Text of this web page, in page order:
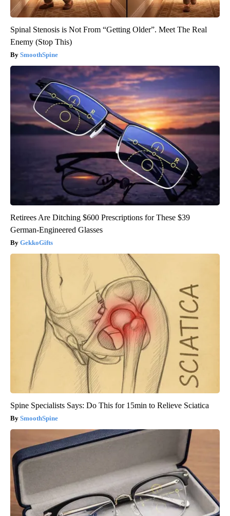
Spinal Stenosis is Not From “Getting Older”. Meet The Real
Enemy (Stop This)
SmoothSpine
Retirees Are Ditching $600 Prescriptions for These $39
German-Engineered Glasses
GekkoGifts
Spine Specialists Says: Do This for 15min to Relieve Sciatica
SmoothSpine